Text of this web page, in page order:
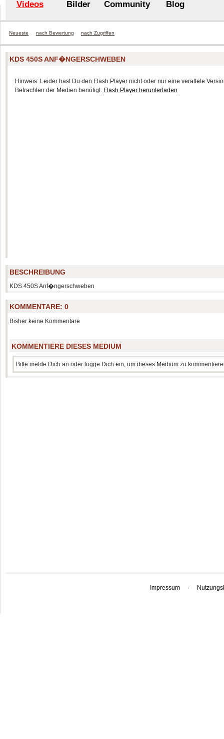
Videos Bilder Community Blog
Neueste nach Bewertung nach Zugriffen
KDS 450S ANF�NGERSCHWEBEN
Hinweis: Leider hast Du den Flash Player nicht oder nur eine veraltete
Betrachten der Medien benötigt. Flash Player herunterladen
BESCHREIBUNG
KDS 450S Anf�ngerschweben
KOMMENTARE:0
Bisher keine Kommentare
KOMMENTIERE DIESES MEDIUM
Bitte melde Dich an oder logge Dich ein, um dieses Medium zu
Impressum ·